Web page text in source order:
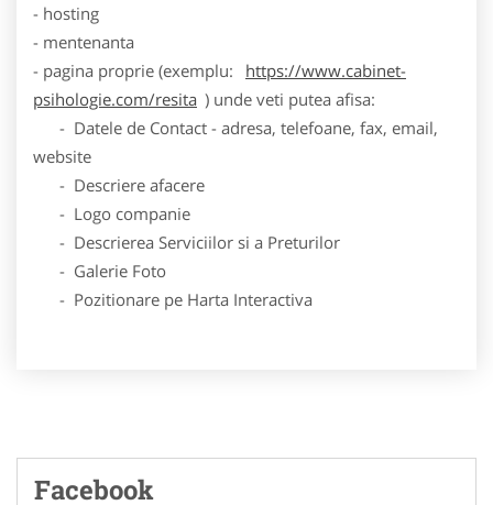
- hosting
- mentenanta
- pagina proprie (exemplu:
https://www.cabinet-
psihologie.com/resita ) unde veti putea afisa:
- Datele de Contact - adresa, telefoane, fax, email,
website
- Descriere afacere
- Logo companie
- Descrierea Serviciilor si a Preturilor
- Galerie Foto
- Pozitionare pe Harta Interactiva
Facebook